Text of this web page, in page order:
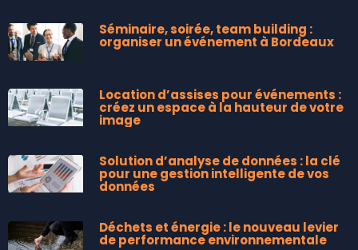
Séminaire, soirée, team building :
organiser un événement à Bordeaux
Location d’assises pour événements :
créez un espace à la hauteur de votre
image
Solution d’analyse de données : la clé
pour une gestion intelligente de vos
données
Déchets et énergie : le nouveau levier
de performance environnementale